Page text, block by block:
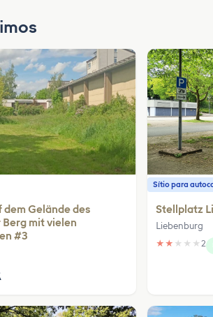
Gelände des
mit vielen
#3
Sítio para
Stellplatz
Liebenburg
★ ★ ★ ★ ★2